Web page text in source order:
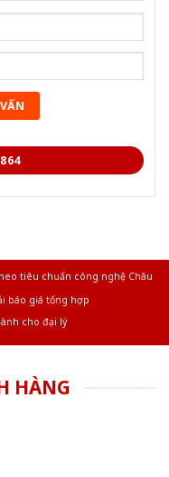
tiêu chuẩn công nghệ Châu
báo giá tổng hợp
cho đại lý
HÀNG